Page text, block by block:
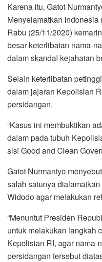
Karena itu, Gatot
Menyelamatkan
Rabu (25/11/2020)
besar keterlibatan nama-
dalam skandal kejahatan
Selain keterlibatan
dalam jajaran Kepolisian
persidangan.
“Kasus ini membuktikan
dalam pada tubuh
sisi Good and Clean
Gatot Nurmantyo
salah satunya
Widodo agar melakukan
“Menuntut Presiden
untuk melakukan langkah
Kepolisian RI, agar nama-
persidangan tersebut